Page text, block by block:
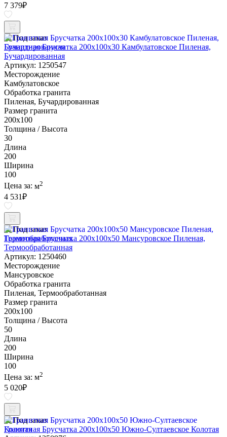
7 379₽
Под заказ
Гранитная Брусчатка 200х100x30 Камбулатовское Пиленая,
Бучардированная
Артикул: 1250547
Месторождение
Камбулатовское
Обработка гранита
Пиленая, Бучардированная
Размер гранита
200х100
Толщина / Высота
30
Длина
200
Ширина
100
Цена за: м2
4 531₽
Под заказ
Гранитная Брусчатка 200х100x50 Мансуровское Пиленая,
Термообработанная
Артикул: 1250460
Месторождение
Мансуровское
Обработка гранита
Пиленая, Термообработанная
Размер гранита
200х100
Толщина / Высота
50
Длина
200
Ширина
100
Цена за: м2
5 020₽
Под заказ
Гранитная Брусчатка 200х100x50 Южно-Султаевское Колотая